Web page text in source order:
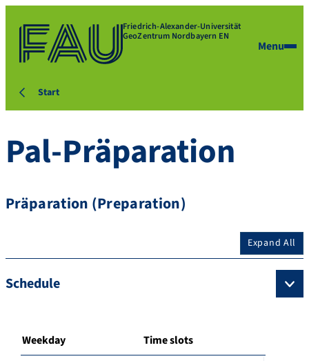
Friedrich-Alexander-Universität
GeoZentrum Nordbayern EN
Menu
Start
Pal-Präparation
Präparation (Preparation)
Expand All
Schedule
Weekday Time slots